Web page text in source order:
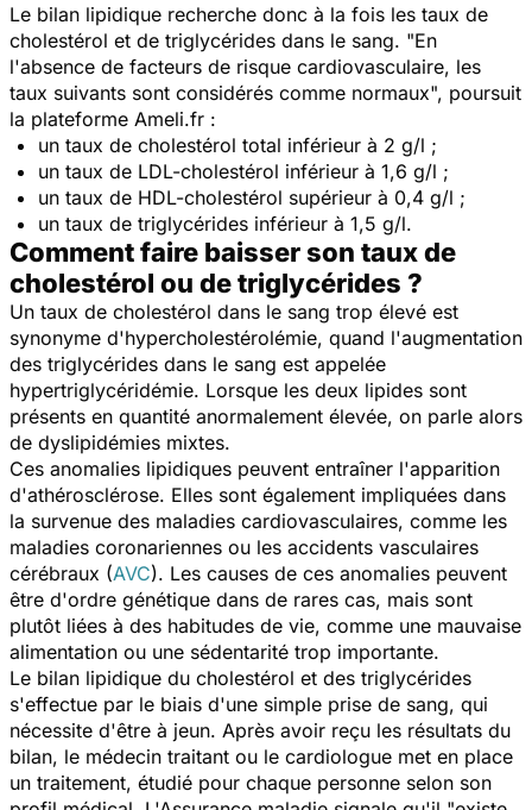
Le bilan lipidique recherche donc à la fois les taux de
cholestérol et de triglycérides dans le sang. "En
l'absence de facteurs de risque cardiovasculaire, les
taux suivants sont considérés comme normaux", poursuit
la plateforme Ameli.fr :
un taux de cholestérol total inférieur à 2 g/l ;
un taux de LDL-cholestérol inférieur à 1,6 g/l ;
un taux de HDL-cholestérol supérieur à 0,4 g/l ;
un taux de triglycérides inférieur à 1,5 g/l.
Comment faire baisser son taux de
cholestérol ou de triglycérides ?
Un taux de cholestérol dans le sang trop élevé est
synonyme d'hypercholestérolémie, quand l'augmentation
des triglycérides dans le sang est appelée
hypertriglycéridémie. Lorsque les deux lipides sont
présents en quantité anormalement élevée, on parle alors
de dyslipidémies mixtes.
Ces anomalies lipidiques peuvent entraîner l'apparition
d'athérosclérose. Elles sont également impliquées dans
la survenue des maladies cardiovasculaires, comme les
maladies coronariennes ou les accidents vasculaires
cérébraux (AVC). Les causes de ces anomalies peuvent
être d'ordre génétique dans de rares cas, mais sont
plutôt liées à des habitudes de vie, comme une mauvaise
alimentation ou une sédentarité trop importante.
Le bilan lipidique du cholestérol et des triglycérides
s'effectue par le biais d'une simple prise de sang, qui
nécessite d'être à jeun. Après avoir reçu les résultats du
bilan, le médecin traitant ou le cardiologue met en place
un traitement, étudié pour chaque personne selon son